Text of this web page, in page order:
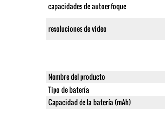
capacidades de autoenfoque
resoluciones de video
Nombre del producto
Tipo de batería
Capacidad de la batería (mAh)